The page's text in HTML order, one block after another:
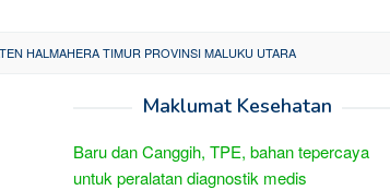
HALMAHERA TIMUR PROVINSI MALUKU UTARA
Maklumat Kesehatan
Baru dan Canggih, TPE, bahan tepercaya
untuk peralatan diagnostik medis